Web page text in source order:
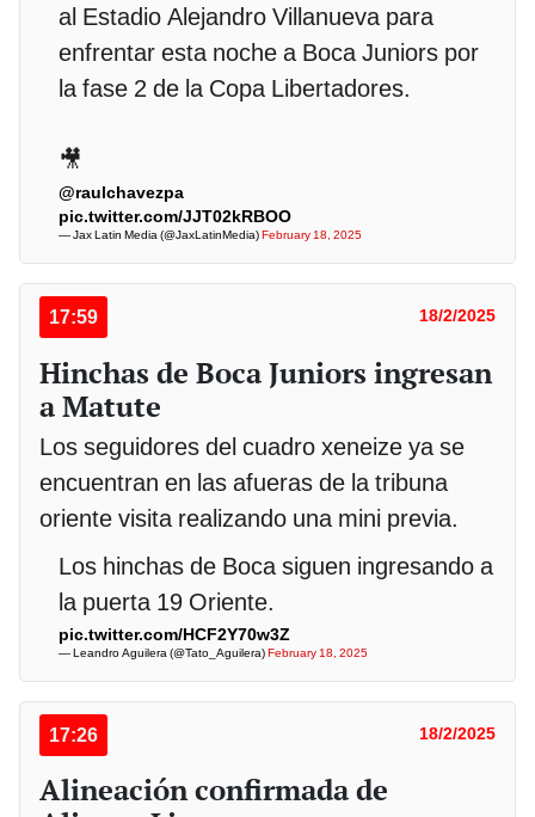
al Estadio Alejandro Villanueva para
enfrentar esta noche a Boca Juniors por
la fase 2 de la Copa Libertadores.
🎥
@raulchavezpa
pic.twitter.com/JJT02kRBOO
— Jax Latin Media (@JaxLatinMedia)February 18, 2025
17:59 18/2/2025
Hinchas de Boca Juniors ingresan
a Matute
Los seguidores del cuadro xeneize ya se
encuentran en las afueras de la tribuna
oriente visita realizando una mini previa.
Los hinchas de Boca siguen ingresando a
la puerta 19 Oriente.
pic.twitter.com/HCF2Y70w3Z
— Leandro Aguilera (@Tato_Aguilera)February 18, 2025
17:26 18/2/2025
Alineación confirmada de